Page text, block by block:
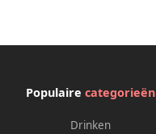
Populaire categorieën
Drinken